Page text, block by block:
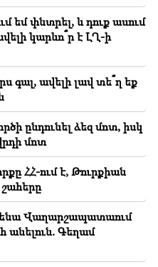
ի կառավարման
եմ փնտրել, և դուք ասում
կարևո՞ր է ԼՂ-ի
գալ, ավելի լավ տե՞ղ եք
ընդունել ձեզ մոտ, իսկ
մոտ
ՀՀ-ում է, Թուրքիան
Վաղարշապատաում
անելուն. Գեղամ